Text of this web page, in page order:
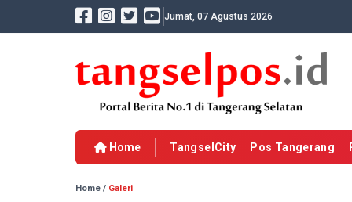
Jumat, 07 Agustus 2026
Home TangselCity Pos Tangerang
Home / Galeri